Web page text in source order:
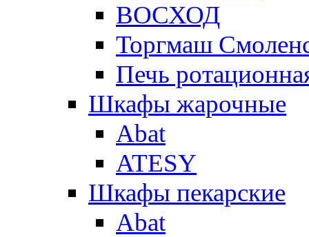
ВОСХОД
Торгмаш
Печь
Шкафы жарочные
Abat
ATESY
Шкафы пекарские
Abat